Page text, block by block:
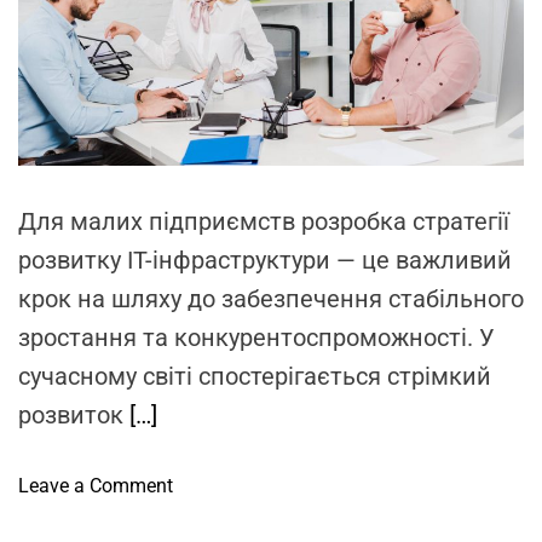
а
ї
х
е
е
в
а
и
d
r
e
a
d
t
i
Для малих підприємств розробка стратегії
розвитку IT-інфраструктури — це важливий
крок на шляху до забезпечення стабільного
зростання та конкурентоспроможності. У
сучасному світі спостерігається стрімкий
розвиток […]
Leave a Commento